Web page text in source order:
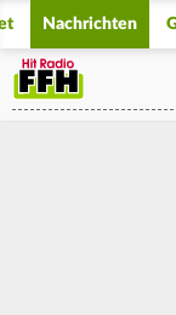
Nachrichten